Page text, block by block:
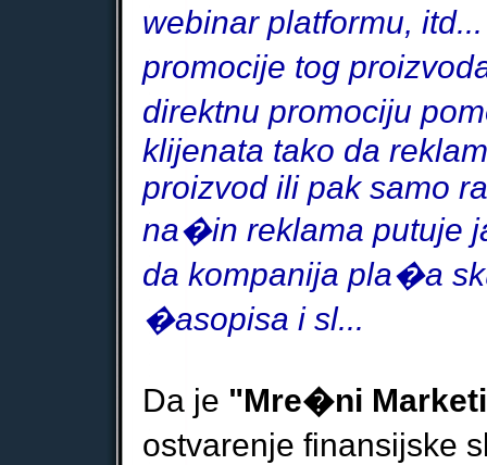
webinar platformu,
promocije tog
direktnu promociju
klijenata tako da
proizvod ili pak samo
na�in reklama putuje
da kompanija pla�a
�asopisa i sl...
Da je "Mre�ni
ostvarenje finansijske